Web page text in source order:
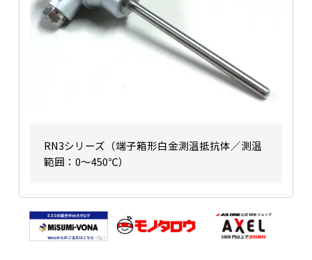
RN3シリーズ（端子箱形白金測温抵抗体／測温
範囲：0〜450℃）